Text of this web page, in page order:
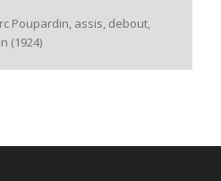
Poupardin, assis, debout,
(1924)